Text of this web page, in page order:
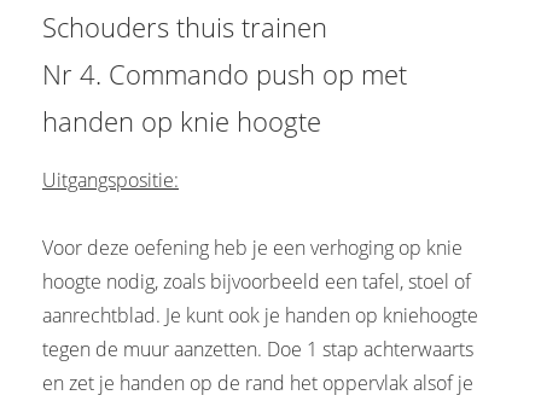
Schouders thuis trainen
Nr 4. Commando push op met
handen op knie hoogte
Uitgangspositie:
Voor deze oefening heb je een verhoging op knie
hoogte nodig, zoals bijvoorbeeld een tafel, stoel of
aanrechtblad. Je kunt ook je handen op kniehoogte
tegen de muur aanzetten. Doe 1 stap achterwaarts
en zet je handen op de rand het oppervlak alsof je